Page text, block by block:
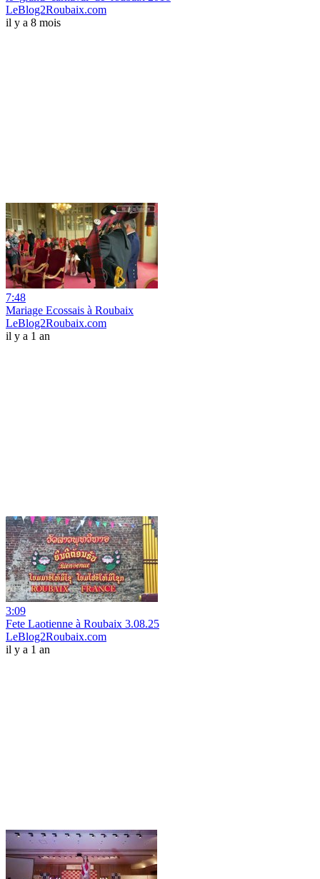
LeBlog2Roubaix.com
il y a 8 mois
7:48
Mariage Ecossais à Roubaix
LeBlog2Roubaix.com
il y a 1 an
3:09
Fete Laotienne à Roubaix 3.08.25
LeBlog2Roubaix.com
il y a 1 an